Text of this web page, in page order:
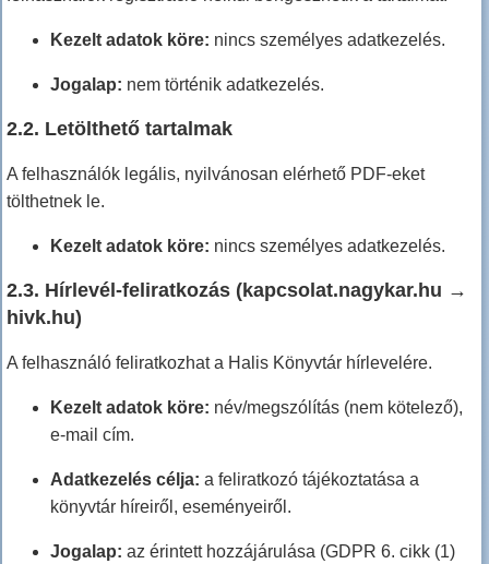
Kezelt adatok köre: nincs személyes adatkezelés.
Jogalap: nem történik adatkezelés.
2.2. Letölthető tartalmak
A felhasználók legális, nyilvánosan elérhető PDF-eket
tölthetnek le.
Kezelt adatok köre: nincs személyes adatkezelés.
2.3. Hírlevél-feliratkozás (kapcsolat.nagykar.hu →
hivk.hu)
A felhasználó feliratkozhat a Halis Könyvtár hírlevelére.
Kezelt adatok köre: név/megszólítás (nem kötelező),
e-mail cím.
Adatkezelés célja: a feliratkozó tájékoztatása a
könyvtár híreiről, eseményeiről.
Jogalap: az érintett hozzájárulása (GDPR 6. cikk (1)